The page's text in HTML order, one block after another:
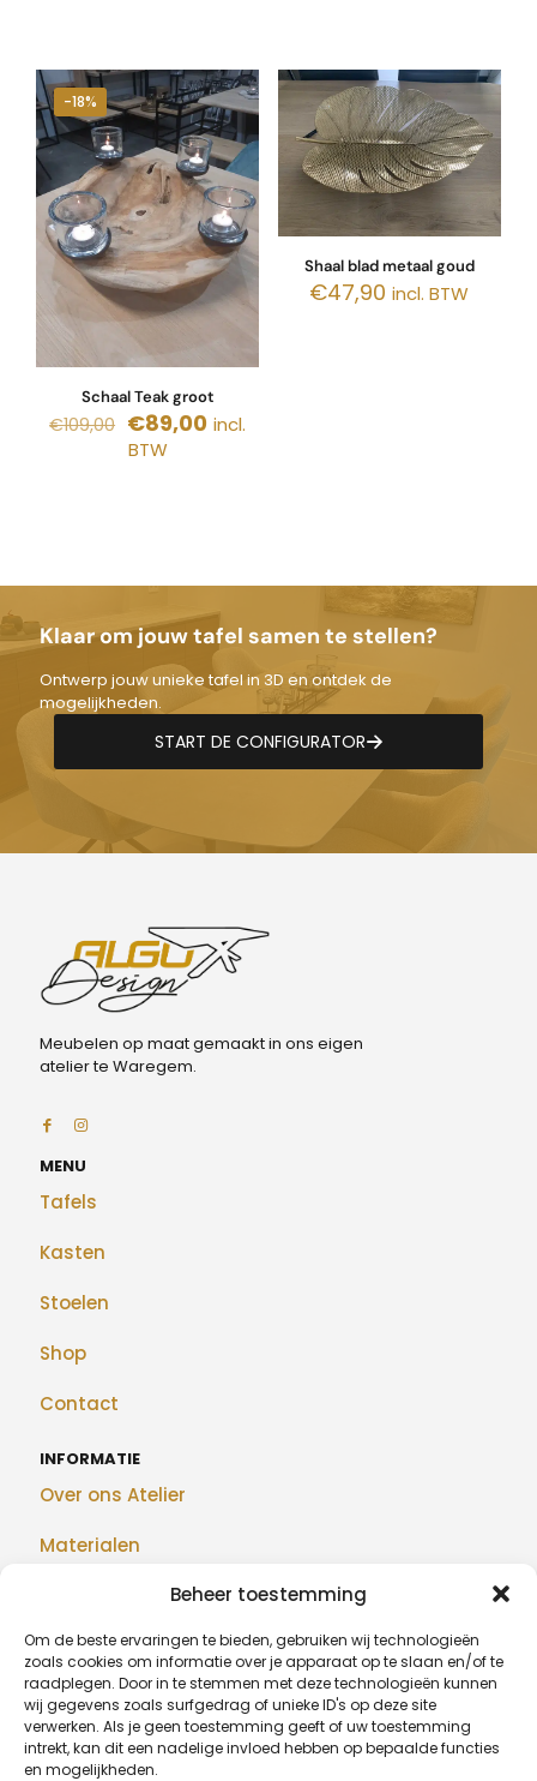
Beheer toestemming
Om de beste ervaringen te bieden, gebruiken wij technologieën
zoals cookies om informatie over je apparaat op te slaan en/of te
raadplegen. Door in te stemmen met deze technologieën kunnen
wij gegevens zoals surfgedrag of unieke ID's op deze site
verwerken. Als je geen toestemming geeft of uw toestemming
intrekt, kan dit een nadelige invloed hebben op bepaalde functies
en mogelijkheden.
-18%
Schaal Teak groot
€109,00 Oorspronkelijke
prijs
€89,00Huidige
incl.
BTW
Shaal blad metaal goud
€47,90 incl. BTW
Klaar om jouw tafel samen te stellen?
Ontwerp jouw unieke tafel in 3D en ontdek de
mogelijkheden.
START DE CONFIGURATOR
Meubelen op maat gemaakt in ons eigen
atelier te Waregem.
MENU
Tafels
Kasten
Stoelen
Shop
Contact
INFORMATIE
Over ons Atelier
Materialen
Realisaties
Blog